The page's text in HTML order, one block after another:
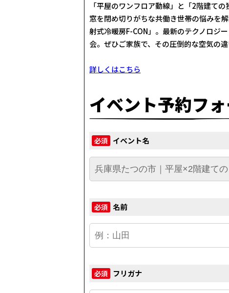
「平屋のワンフロア動線」と「2階建て
窓を閉め切りがちな共働き世帯の悩みを
射式冷暖房F-CON」。最新のテクノロジ
会。ぜひご家族で、その圧倒的な空気の
詳しくはこちら
イベント予約フ
必須 イベント名
必須 名前
必須 フリガナ